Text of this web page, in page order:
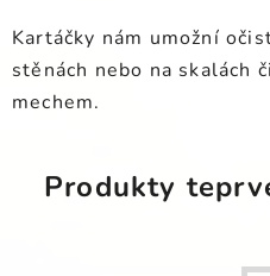
Kartáčky nám umožní
stěnách nebo na skalách
mechem.
Produkty